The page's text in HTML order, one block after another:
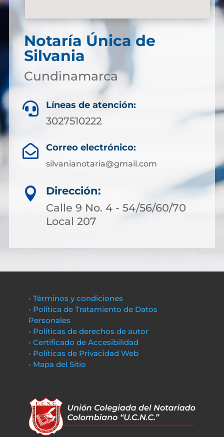
Notaría Única de
Silvania
Cundinamarca
 Líneas de atención:
3027510222
 Correo electrónico:
silvanianotaria@gmail.com

Dirección:
Calle 9 No. 4 - 54/56/60/70
Local 207
• Términos y condiciones
• Política de Tratamiento de Datos
Personales
• Políticas de derechos de autor
• Certificado de Accesibilidad
• Políticas de Privacidad Web
• Mapa del Sitio